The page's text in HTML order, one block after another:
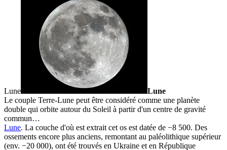
Lune
Lune
Le couple Terre-Lune peut être considéré comme une planète
double qui orbite autour du Soleil à partir d'un centre de gravité
commun…
Lune. La couche d'où est extrait cet os est datée de −8 500. Des
ossements encore plus anciens, remontant au paléolithique supérieur
(env. −20 000), ont été trouvés en Ukraine et en République